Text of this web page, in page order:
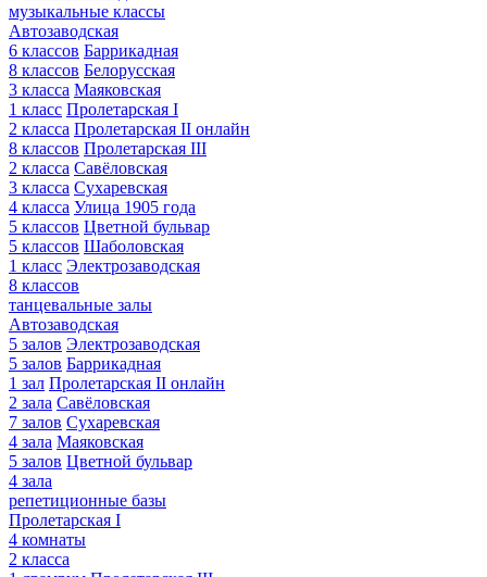
музыкальные классы
Автозаводская
6 классов Баррикадная
8 классов Белорусская
3 класса Маяковская
1 класс Пролетарская I
2 класса Пролетарская II онлайн
8 классов Пролетарская III
2 класса Савёловская
3 класса Сухаревская
4 класса Улица 1905 года
5 классов Цветной бульвар
5 классов Шаболовская
1 класс Электрозаводская
8 классов
танцевальные залы
Автозаводская
5 залов Электрозаводская
5 залов Баррикадная
1 зал Пролетарская II онлайн
2 зала Савёловская
7 залов Сухаревская
4 зала Маяковская
5 залов Цветной бульвар
4 зала
репетиционные базы
Пролетарская I
4 комнаты
2 класса